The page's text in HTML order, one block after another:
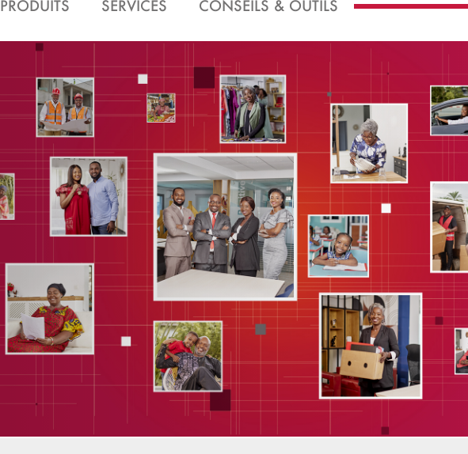
SERVICES CONSEILS & OUTILS